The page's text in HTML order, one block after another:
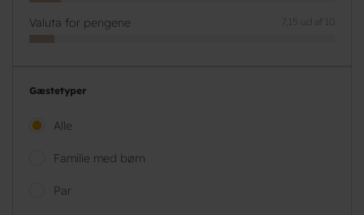
Valuta for pengene 7,15 ud af 10
Gæstetyper
Alle
Familie med børn
Par